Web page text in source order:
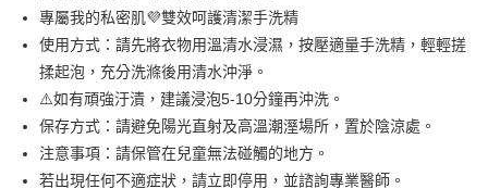
每筆NT$100，滿NT$888(含以上)免運費
付款後全家取貨
每筆NT$100，滿NT$888(含以上)免運費
7-11取貨付款
每筆NT$100，滿NT$888(含以上)免運費
專屬我的私密肌💜雙效呵護清潔手洗精
使用方式：請先將衣物用溫清水浸濕，按壓適量手洗精，輕輕搓
揉起泡，充分洗滌後用清水沖淨。
⚠️如有頑強汙漬，建議浸泡5-10分鐘再沖洗。
保存方式：請避免陽光直射及高溫潮溼場所，置於陰涼處。
注意事項：請保管在兒童無法碰觸的地方。
若出現任何不適症狀，請立即停用，並諮詢專業醫師。